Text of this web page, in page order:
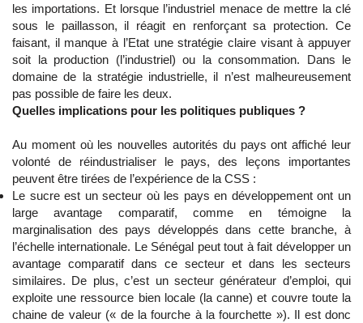
les importations. Et lorsque l’industriel menace de mettre la clé
sous le paillasson, il réagit en renforçant sa protection. Ce
faisant, il manque à l’Etat une stratégie claire visant à appuyer
soit la production (l’industriel) ou la consommation. Dans le
domaine de la stratégie industrielle, il n’est malheureusement
pas possible de faire les deux.
Quelles implications pour les politiques publiques ?
Au moment où les nouvelles autorités du pays ont affiché leur
volonté de réindustrialiser le pays, des leçons importantes
peuvent être tirées de l’expérience de la CSS :
Le sucre est un secteur où les pays en développement ont un
large avantage comparatif, comme en témoigne la
marginalisation des pays développés dans cette branche, à
l’échelle internationale. Le Sénégal peut tout à fait développer un
avantage comparatif dans ce secteur et dans les secteurs
similaires. De plus, c’est un secteur générateur d’emploi, qui
exploite une ressource bien locale (la canne) et couvre toute la
chaine de valeur (« de la fourche à la fourchette »). Il est donc